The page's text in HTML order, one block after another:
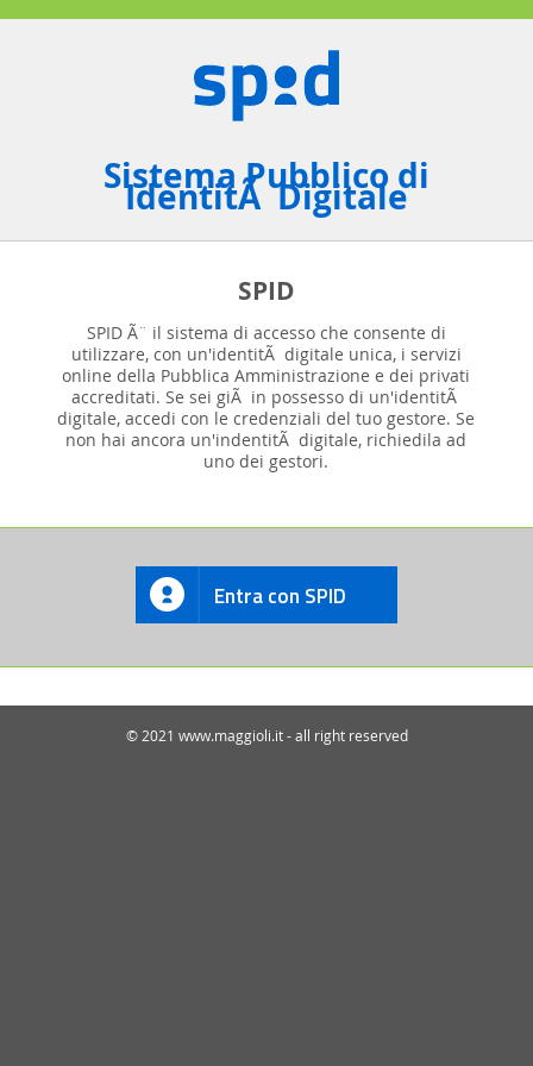
Sistema Pubblico di
IdentitÃ Digitale
SPID
SPID Ã¨ il sistema di accesso che consente di
utilizzare, con un'identitÃ digitale unica, i servizi
online della Pubblica Amministrazione e dei privati
accreditati. Se sei giÃ in possesso di un'identitÃ
digitale, accedi con le credenziali del tuo gestore. Se
non hai ancora un'indentitÃ digitale, richiedila ad
uno dei gestori.
Entra con SPID
© 2021 www.maggioli.it - all right reserved